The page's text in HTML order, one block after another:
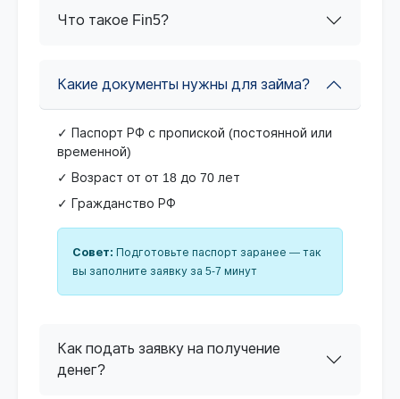
Что такое Fin5?
Какие документы нужны для займа?
✓ Паспорт РФ с пропиской (постоянной или
временной)
✓ Возраст от от 18 до 70 лет
✓ Гражданство РФ
Совет: Подготовьте паспорт заранее — так
вы заполните заявку за 5-7 минут
Как подать заявку на получение
денег?